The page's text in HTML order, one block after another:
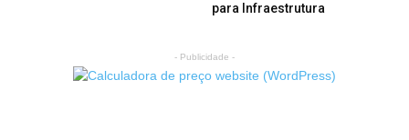
para Infraestrutura
- Publicidade -